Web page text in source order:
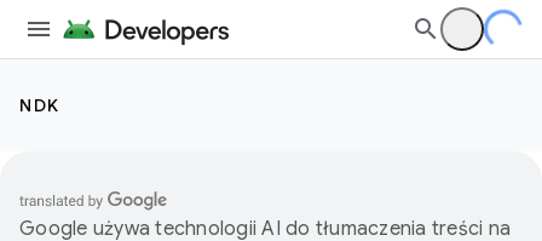
NDK
Google używa technologii AI do tłumaczenia treści na